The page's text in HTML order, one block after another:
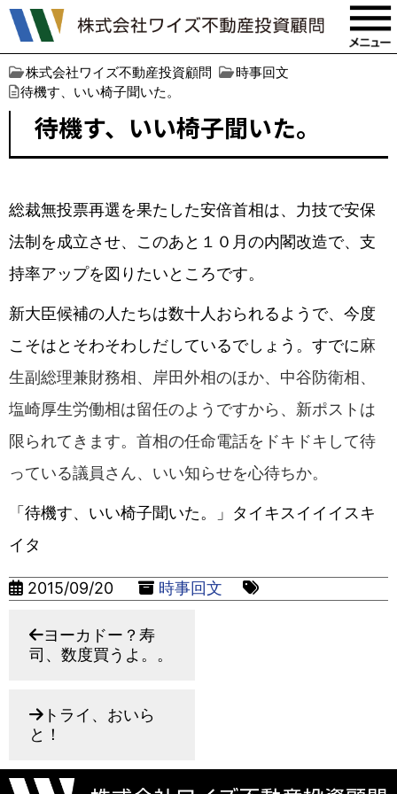
株式会社ワイズ不動産投資顧問
時事回文
待機す、いい椅子聞いた。
待機す、いい椅子聞いた。
総裁無投票再選を果たした安倍首相は、力技で安保
法制を成立させ、このあと１０月の内閣改造で、支
持率アップを図りたいところです。
新大臣候補の人たちは数十人おられるようで、今度
こそはとそわそわしだしているでしょう。すでに麻
生副総理兼財務相、岸田外相のほか、中谷防衛相、
塩崎厚生労働相は留任のようですから、新ポストは
限られてきます。首相の任命電話をドキドキして待
っている議員さん、いい知らせを心待ちか。
「待機す、いい椅子聞いた。」タイキスイイイスキ
イタ
2015/09/20 時事回文
ヨーカドー？寿
司、数度買うよ。。
トライ、おいら
と！